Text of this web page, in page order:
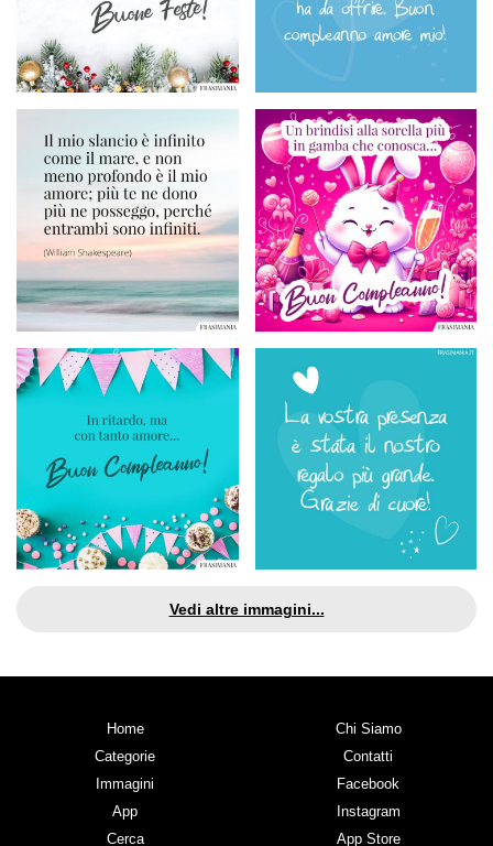
Vedi altre immagini...
Home
Categorie
Immagini
App
Cerca
Chi Siamo
Contatti
Facebook
Instagram
App Store